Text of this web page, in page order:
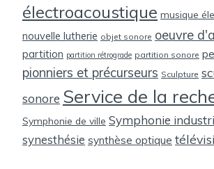
électroacoustique musique
nouvelle lutherie objet sonore oeuvre
partition partition rétrograde partition sonore
pionniers et précurseurs Sculpture
sonore Service de la
Symphonie de ville Symphonie
synesthésie synthèse optique